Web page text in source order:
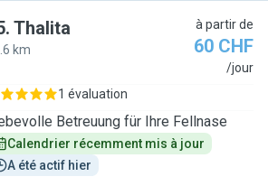
. Thalita
km
à partir de
60 CHF
/jour
1 évaluation
Betreuung für Ihre Fellnase
Calendrier récemment mis à jour
A été actif hier